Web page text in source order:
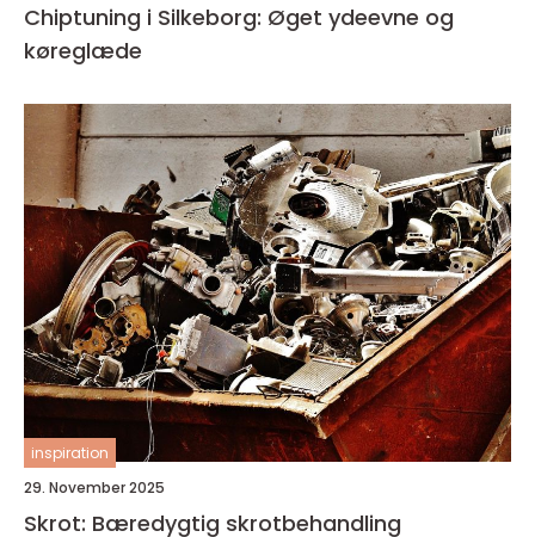
Chiptuning i Silkeborg: Øget ydeevne og
køreglæde
inspiration
29. November 2025
Skrot: Bæredygtig skrotbehandling